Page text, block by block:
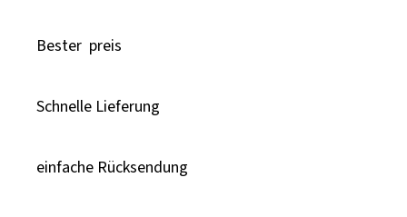
Bester preis
Schnelle Lieferung
einfache Rücksendung